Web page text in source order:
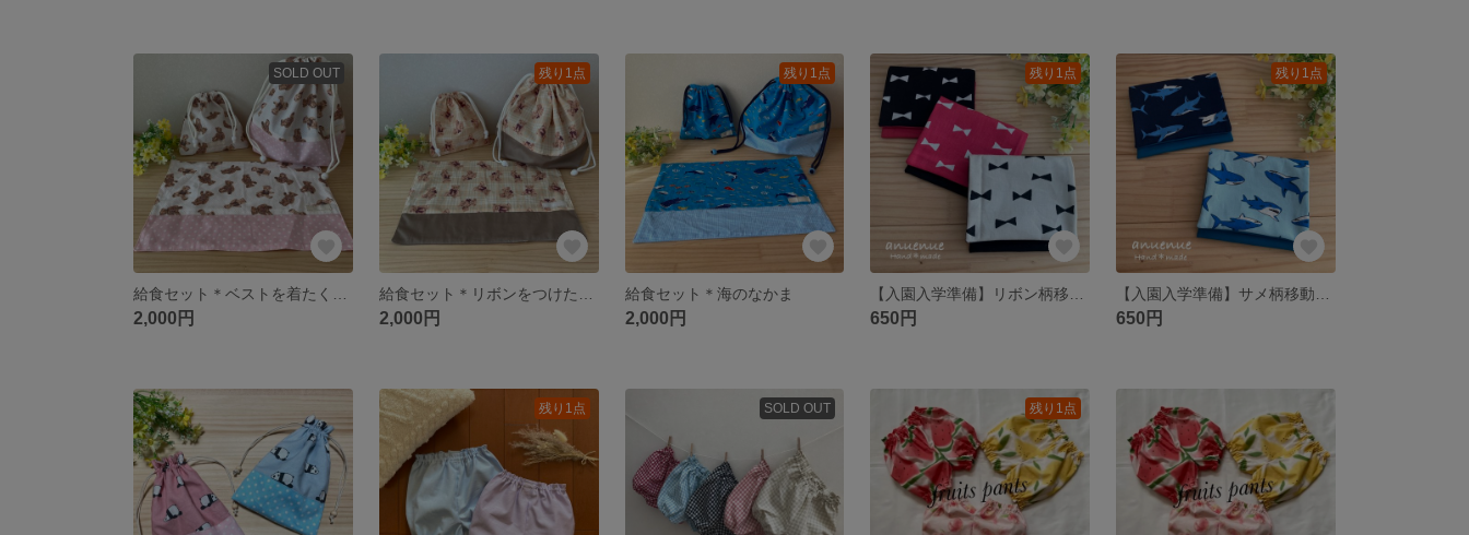
SOLD OUT
2,000円
残り1点
2,000円
残り1点
給食セット＊海のなかま
2,000円
残り1点
650円
残り1点
650円
残り1点 SOLD OUT 残り1点